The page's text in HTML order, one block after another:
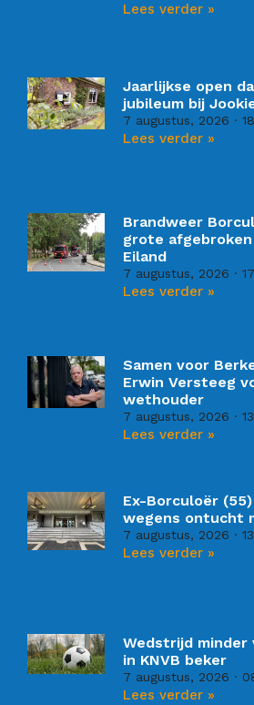
Lees verder »
Jaarlijkse open
jubileum bij
7 augustus, 2026
Lees verder »
Brandweer
grote
Eiland
7 augustus, 2026
Lees verder »
Samen voor
Erwin Versteeg
wethouder
7 augustus, 2026
Lees verder »
Ex-Borculoër
wegens ontucht
7 augustus, 2026
Lees verder »
Wedstrijd minder
in KNVB beker
7 augustus, 2026
Lees verder »